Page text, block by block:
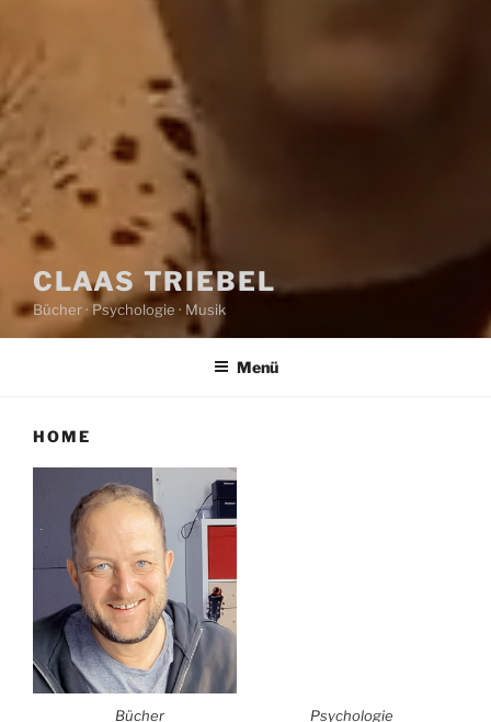
CLAAS TRIEBEL
Bücher · Psychologie · Musik
Menü
HOME
Bücher Psychologie